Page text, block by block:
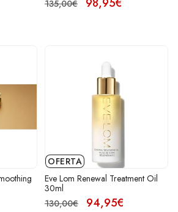
135,00€
OFERTA
Eve Lom Renewal Treatment Oil
30ml
130,00€
94,95€